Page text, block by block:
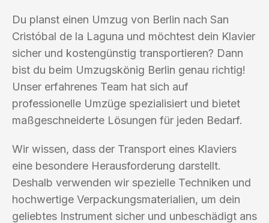
Du planst einen Umzug von Berlin nach San
Cristóbal de la Laguna und möchtest dein Klavier
sicher und kostengünstig transportieren? Dann
bist du beim Umzugskönig Berlin genau richtig!
Unser erfahrenes Team hat sich auf
professionelle Umzüge spezialisiert und bietet
maßgeschneiderte Lösungen für jeden Bedarf.
Wir wissen, dass der Transport eines Klaviers
eine besondere Herausforderung darstellt.
Deshalb verwenden wir spezielle Techniken und
hochwertige Verpackungsmaterialien, um dein
geliebtes Instrument sicher und unbeschädigt ans